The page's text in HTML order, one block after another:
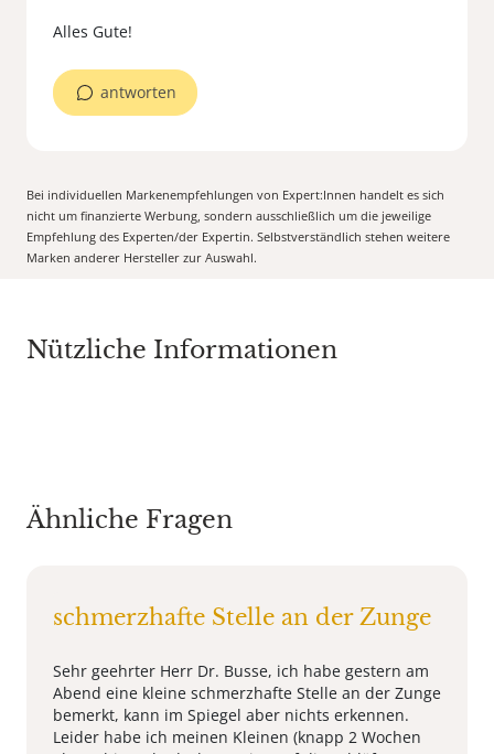
antworten
Bei individuellen Markenempfehlungen von Expert:Innen handelt es sich
nicht um finanzierte Werbung, sondern ausschließlich um die jeweilige
Empfehlung des Experten/der Expertin. Selbstverständlich stehen weitere
Marken anderer Hersteller zur Auswahl.
Nützliche Informationen
Ähnliche Fragen
schmerzhafte Stelle an der Zunge
Sehr geehrter Herr Dr. Busse, ich habe gestern am
Abend eine kleine schmerzhafte Stelle an der Zunge
bemerkt, kann im Spiegel aber nichts erkennen.
Leider habe ich meinen Kleinen (knapp 2 Wochen